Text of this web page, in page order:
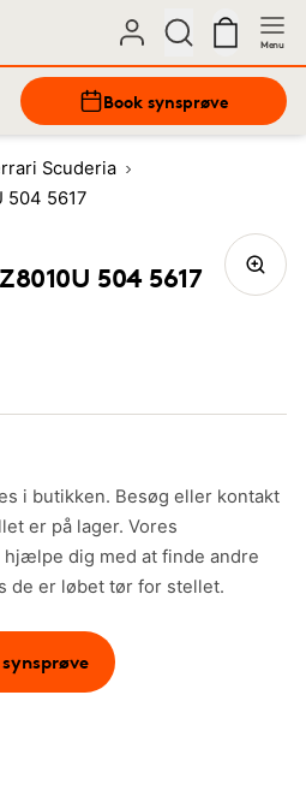
Menu
Book synsprøve
Scuderia
504 5617
504 5617
i butikken. Besøg eller kontakt
er på lager. Vores
dig med at finde andre
de er løbet tør for stellet.